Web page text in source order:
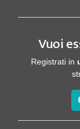
Vuoi
Registrati in